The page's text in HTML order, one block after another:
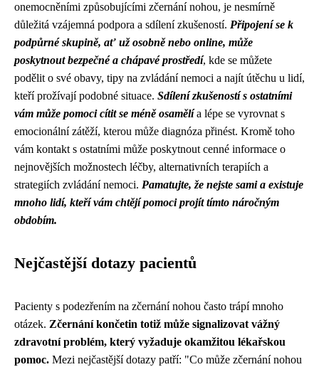
onemocněními způsobujícími zčernání nohou, je nesmírně
důležitá vzájemná podpora a sdílení zkušeností. Připojení se k
podpůrné skupině, ať už osobně nebo online, může
poskytnout bezpečné a chápavé prostředí, kde se můžete
podělit o své obavy, tipy na zvládání nemoci a najít útěchu u lidí,
kteří prožívají podobné situace. Sdílení zkušeností s ostatními
vám může pomoci cítit se méně osamělía lépe se vyrovnat s
emocionální zátěží, kterou může diagnóza přinést. Kromě toho
vám kontakt s ostatními může poskytnout cenné informace o
nejnovějších možnostech léčby, alternativních terapiích a
strategiích zvládání nemoci. Pamatujte, že nejste sami a existuje
mnoho lidí, kteří vám chtějí pomoci projít tímto náročným
obdobím.
Nejčastější dotazy pacientů
Pacienty s podezřením na zčernání nohou často trápí mnoho
otázek. Zčernání končetin totiž může signalizovat vážný
zdravotní problém, který vyžaduje okamžitou lékařskou
pomoc. Mezi nejčastější dotazy patří: "Co může zčernání nohou